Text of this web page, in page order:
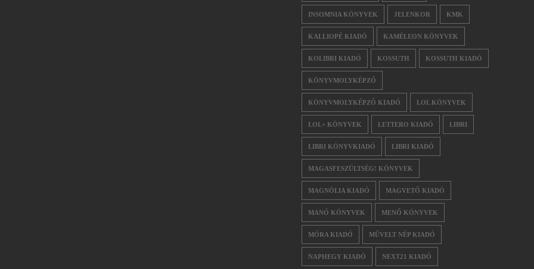
INSOMNIA KÖNYVEK JELENKOR KMK
KALLIOPÉ KIADÓ KAMÉLEON KÖNYVEK
KOLIBRI KIADÓ KOSSUTH KOSSUTH KIADÓ
KÖNYVMOLYKÉPZŐ
KÖNYVMOLYKÉPZŐ KIADÓ LOL KÖNYVEK
LOL+ KÖNYVEK LETTERO KIADÓ LIBRI
LIBRI KÖNYVKIADÓ LIBRI KIADÓ
MAGASFESZÜLTSÉG! KÖNYVEK
MAGNÓLIA KIADÓ MAGVETŐ KIADÓ
MANÓ KÖNYVEK MENŐ KÖNYVEK
MÓRA KIADÓ MŰVELT NÉP KIADÓ
NAPHEGY KIADÓ NEXT21 KIADÓ